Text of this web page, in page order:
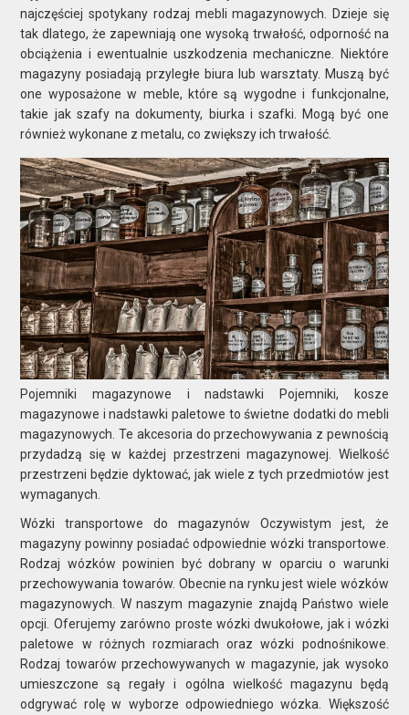
najczęściej spotykany rodzaj mebli magazynowych. Dzieje się
tak dlatego, że zapewniają one wysoką trwałość, odporność na
obciążenia i ewentualnie uszkodzenia mechaniczne. Niektóre
magazyny posiadają przyległe biura lub warsztaty. Muszą być
one wyposażone w meble, które są wygodne i funkcjonalne,
takie jak szafy na dokumenty, biurka i szafki. Mogą być one
również wykonane z metalu, co zwiększy ich trwałość.
Pojemniki magazynowe i nadstawki Pojemniki, kosze
magazynowe i nadstawki paletowe to świetne dodatki do mebli
magazynowych. Te akcesoria do przechowywania z pewnością
przydadzą się w każdej przestrzeni magazynowej. Wielkość
przestrzeni będzie dyktować, jak wiele z tych przedmiotów jest
wymaganych.
Wózki transportowe do magazynów Oczywistym jest, że
magazyny powinny posiadać odpowiednie wózki transportowe.
Rodzaj wózków powinien być dobrany w oparciu o warunki
przechowywania towarów. Obecnie na rynku jest wiele wózków
magazynowych. W naszym magazynie znajdą Państwo wiele
opcji. Oferujemy zarówno proste wózki dwukołowe, jak i wózki
paletowe w różnych rozmiarach oraz wózki podnośnikowe.
Rodzaj towarów przechowywanych w magazynie, jak wysoko
umieszczone są regały i ogólna wielkość magazynu będą
odgrywać rolę w wyborze odpowiedniego wózka. Większość